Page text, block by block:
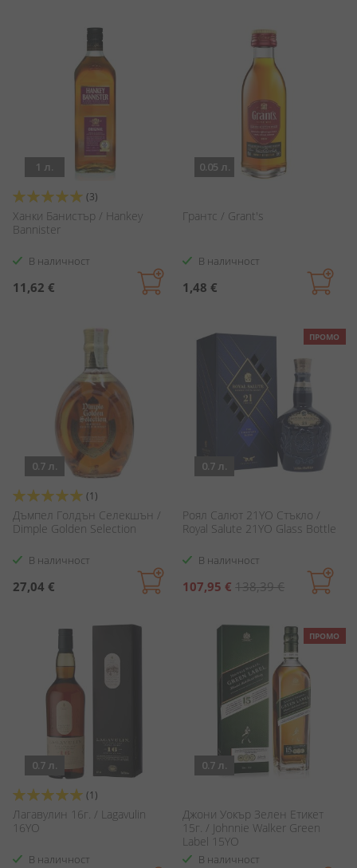
1 л.
Оценка:
100%
(3)
Ханки Банистър / Hankey
Bannister
В наличност
11,62 €
0.05 л.
Грантс / Grant's
В наличност
1,48 €
0.7 л.
Оценка:
100%
(1)
Дъмпел Голдън Селекшън /
Dimple Golden Selection
В наличност
27,04 €
ПРОМО
0.7 л.
Роял Салют 21YO Стъкло /
Royal Salute 21YO Glass Bottle
В наличност
Специална
107,95 € 138,39 €
0.7 л.
Оценка:
100%
(1)
Лагавулин 16г. / Lagavulin
16YO
В наличност
ПРОМО
0.7 л.
Джони Уокър Зелен Етикет
15г. / Johnnie Walker Green
Label 15YO
В наличност